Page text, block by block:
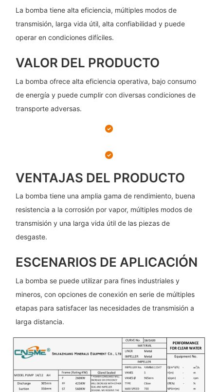
La bomba tiene alta eficiencia, múltiples modos de
transmisión, larga vida útil, alta confiabilidad y puede
operar en condiciones difíciles.
VALOR DEL PRODUCTO
La bomba ofrece alta eficiencia operativa, bajo consumo
de energía y puede cumplir con diversas condiciones de
transporte adversas.
VENTAJAS DEL PRODUCTO
La bomba tiene una amplia gama de rendimiento, buena
resistencia a la corrosión por vapor, múltiples modos de
transmisión y una larga vida útil de las piezas de
desgaste.
ESCENARIOS DE APLICACIÓN
La bomba se puede utilizar para fines industriales y
mineros, con opciones de conexión en serie de múltiples
etapas para satisfacer las necesidades de transmisión a
larga distancia.